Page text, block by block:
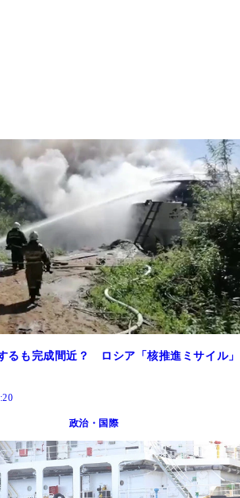
るも完成間近？ ロシア「核推進ミサイル」
政治・国際